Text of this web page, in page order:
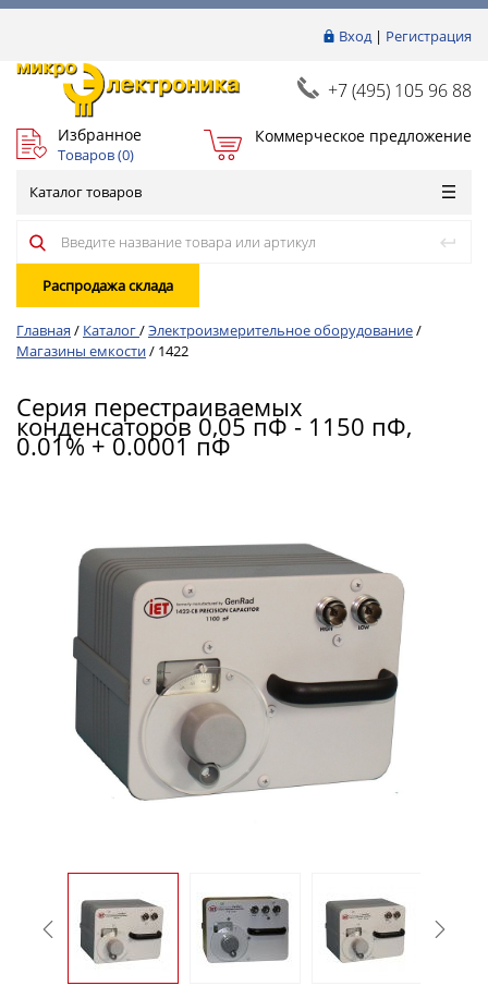
Вход| Регистрация
+7 (495) 105 96 88
Избранное
Товаров (0)
Коммерческое предложение
Каталог товаров
Распродажа склада
Главная / Каталог/Электроизмерительное оборудование/
Магазины емкости/ 1422
Серия перестраиваемых
конденсаторов 0,05 пФ - 1150 пФ,
0.01% + 0.0001 пФ